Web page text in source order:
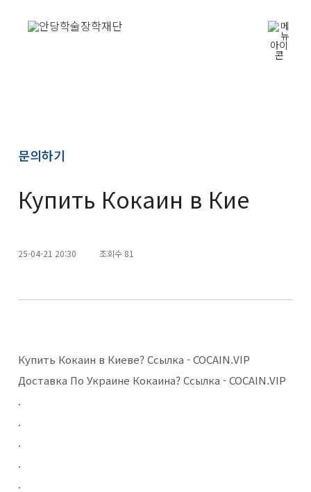
문의하기
Купить Кокаин в Кие
25-04-21 20:30 조회수 81
Купить Кокаин в Киеве? Ссылка - COCAIN.VIP
Доставка По Украине Кокаина? Ссылка - COCAIN.VIP
.
.
.
.
.